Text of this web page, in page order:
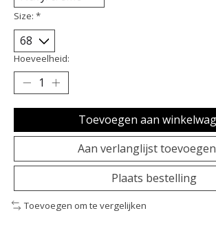
Size: *
Hoeveelheid:
Toevoegen aan
Aan verlanglijst toevoegen
Plaats bestelling
Toevoegen om te vergelijken